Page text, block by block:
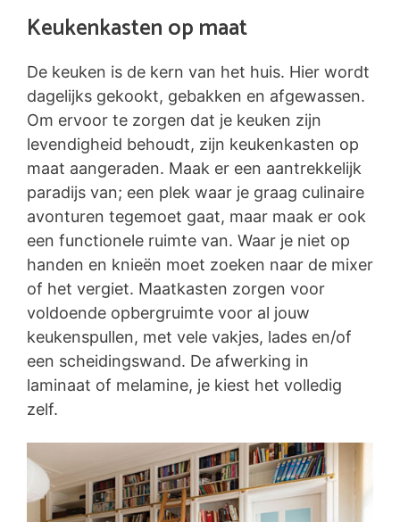
Keukenkasten op maat
De keuken is de kern van het huis. Hier wordt
dagelijks gekookt, gebakken en afgewassen.
Om ervoor te zorgen dat je keuken zijn
levendigheid behoudt, zijn keukenkasten op
maat aangeraden. Maak er een aantrekkelijk
paradijs van; een plek waar je graag culinaire
avonturen tegemoet gaat, maar maak er ook
een functionele ruimte van. Waar je niet op
handen en knieën moet zoeken naar de mixer
of het vergiet. Maatkasten zorgen voor
voldoende opbergruimte voor al jouw
keukenspullen, met vele vakjes, lades en/of
een scheidingswand. De afwerking in
laminaat of melamine, je kiest het volledig
zelf.